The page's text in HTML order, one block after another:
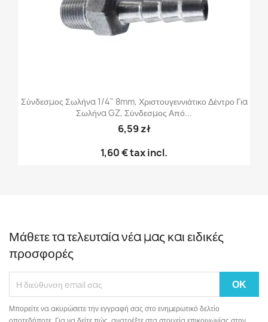
Σύνδεσμος Σωλήνα 1/4" 8mm, Χριστουγεννιάτικο Δέντρο Για
Σωλήνα GZ, Σύνδεσμος Από...
6,59 zł
1,60 €tax incl.
Μάθετε τα τελευταία νέα μας και ειδικές
προσφορές
Μπορείτε να ακυρώσετε την εγγραφή σας στο ενημερωτικό δελτίο